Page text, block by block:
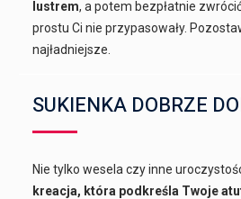
lustrem, a potem bezpłatnie
prostu Ci nie przypasowały.
najładniejsze.
SUKIENKA DOBRZE
Nie tylko wesela czy inne
kreacja, która podkreśla Twoje